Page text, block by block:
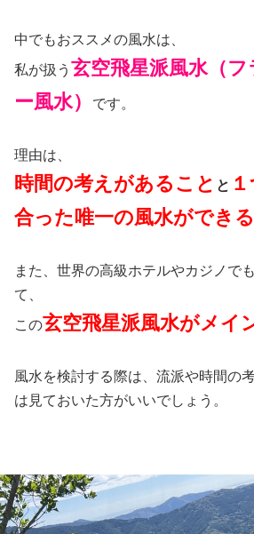
中でもおススメの風水は、
私が扱う 玄空飛星派風水（
ー風水）
です。
理由は、
時間の考えがあること と
合った唯一の風水ができ
また、世界の高級ホテルやカジノで
て、
この玄空飛星派風水がメイ
風水を検討する際は、流派や時間の
は見ておいた方がいいでしょう。